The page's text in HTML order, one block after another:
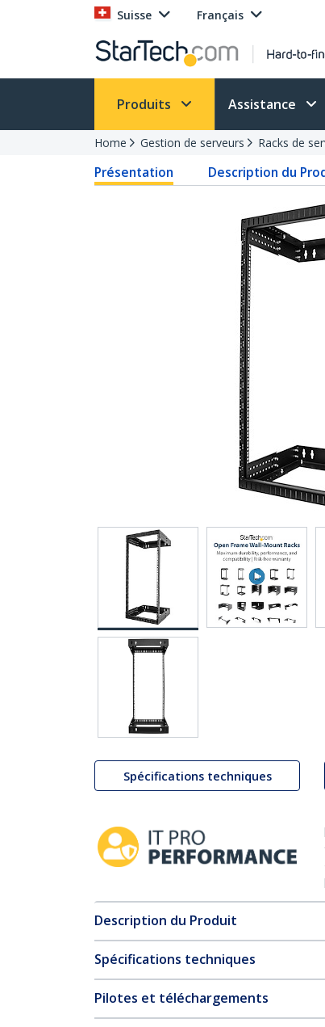
Suisse Français
Produits Assistance
Home Gestion de serveurs Racks de
Présentation Description du
Spécifications techniques
Description du Produit
Spécifications techniques
Pilotes et téléchargements